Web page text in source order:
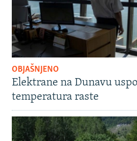
OBJAŠNJENO
Elektrane na Dunavu
temperatura raste